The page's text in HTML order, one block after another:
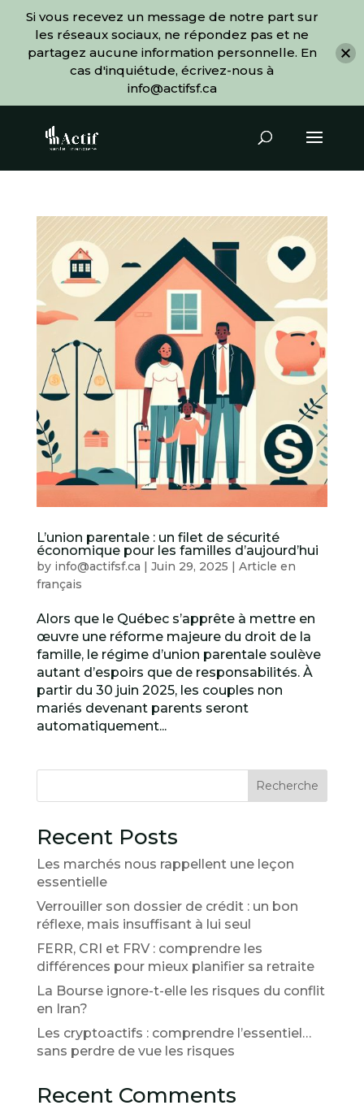
L’union parentale : un filet de sécurité
économique pour les familles d’aujourd’hui
by info@actifsf.ca Juin 29, 2025
Article en
français
Alors que le Québec s’apprête à mettre en
œuvre une réforme majeure du droit de la
famille, le régime d’union parentale soulève
autant d’espoirs que de responsabilités. À
partir du 30 juin 2025, les couples non
mariés devenant parents seront
automatiquement...
Recherche
Recent Posts
Les marchés nous rappellent une leçon
essentielle
Verrouiller son dossier de crédit : un bon
réflexe, mais insuffisant à lui seul
FERR, CRI et FRV : comprendre les
différences pour mieux planifier sa retraite
La Bourse ignore-t-elle les risques du conflit
en Iran?
Les cryptoactifs : comprendre l’essentiel…
sans perdre de vue les risques
Recent Comments
Si vous recevez un message de notre part sur
les réseaux sociaux, ne répondez pas et ne
partagez aucune information personnelle. En
cas d'inquiétude, écrivez-nous à
info@actifsf.ca